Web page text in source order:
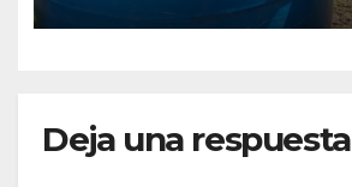
Deja una respuesta